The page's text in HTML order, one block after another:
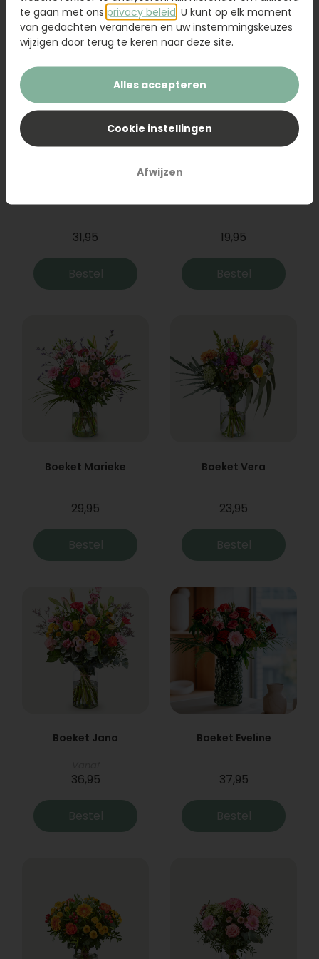
31,95
Bestel
19,95
Bestel
Boeket Marieke
29,95
Bestel
Boeket Vera
23,95
Bestel
Boeket Jana
36,95
Bestel
Boeket Eveline
37,95
Bestel
te gaan met ons privacy beleid . U kunt op elk moment
van gedachten veranderen en uw instemmingskeuzes
wijzigen door terug te keren naar deze site.
Alles accepteren
Cookie instellingen
Afwijzen